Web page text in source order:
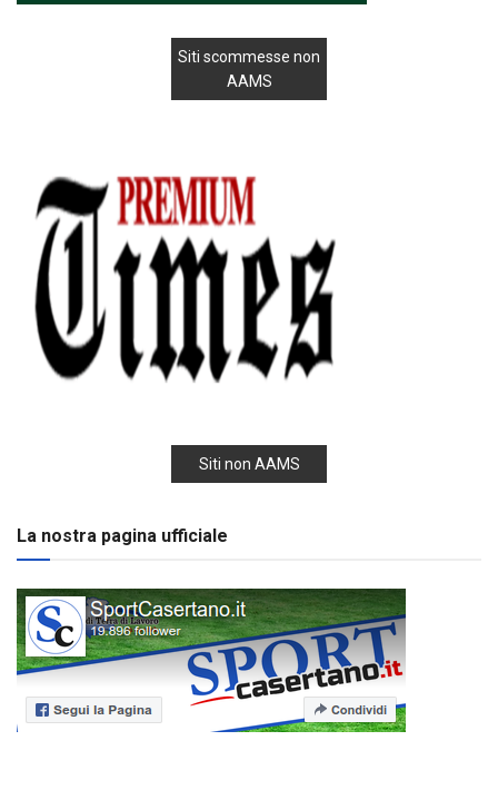
Siti scommesse non
AAMS
Siti non AAMS
La nostra pagina ufficiale